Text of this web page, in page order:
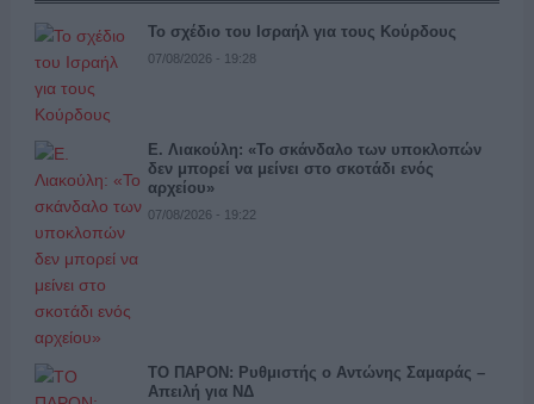
Το σχέδιο του Ισραήλ για τους Κούρδους
07/08/2026 - 19:28
Ε. Λιακούλη: «Το σκάνδαλο των υποκλοπών
δεν μπορεί να μείνει στο σκοτάδι ενός
αρχείου»
07/08/2026 - 19:22
ΤΟ ΠΑΡΟΝ: Ρυθμιστής ο Αντώνης Σαμαράς –
Απειλή για ΝΔ